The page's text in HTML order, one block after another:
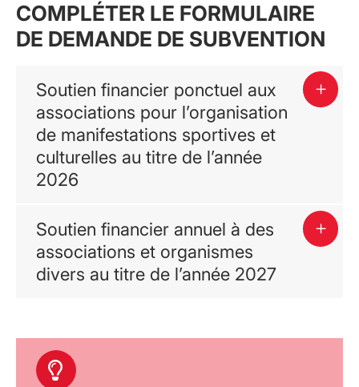
COMPLÉTER LE FORMULAIRE
DE DEMANDE DE SUBVENTION
Soutien financier ponctuel aux
associations pour l’organisation
de manifestations sportives et
culturelles au titre de l’année
2026
Soutien financier annuel à des
associations et organismes
divers au titre de l’année 2027